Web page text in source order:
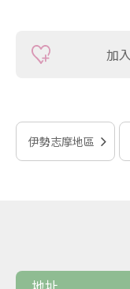
加
伊勢志摩地區